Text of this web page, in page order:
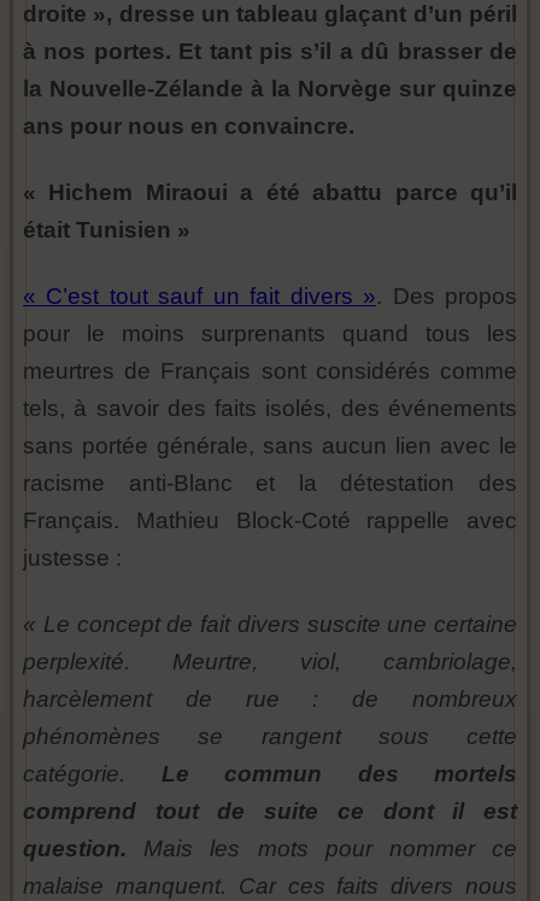
droite », dresse un tableau glaçant d’un péril
à nos portes. Et tant pis s’il a dû brasser de
la Nouvelle-Zélande à la Norvège sur quinze
ans pour nous en convaincre.
« Hichem Miraoui a été abattu parce qu’il
était Tunisien »
« C’est tout sauf un fait divers ». Des propos
pour le moins surprenants quand tous les
meurtres de Français sont considérés comme
tels, à savoir des faits isolés, des événements
sans portée générale, sans aucun lien avec le
racisme anti-Blanc et la détestation des
Français. Mathieu Block-Coté rappelle avec
justesse :
« Le concept de fait divers suscite une certaine
perplexité. Meurtre, viol, cambriolage,
harcèlement de rue : de nombreux
phénomènes se rangent sous cette
catégorie. Le commun des mortels
comprend tout de suite ce dont il est
question. Mais les mots pour nommer ce
malaise manquent. Car ces faits divers nous